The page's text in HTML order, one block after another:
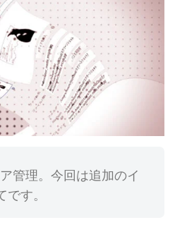
管理。今回は追加のイ
です。